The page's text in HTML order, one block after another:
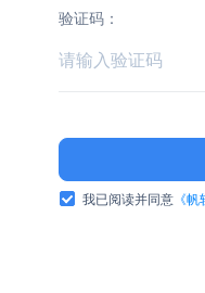
验证码：
我已阅读并同意 《